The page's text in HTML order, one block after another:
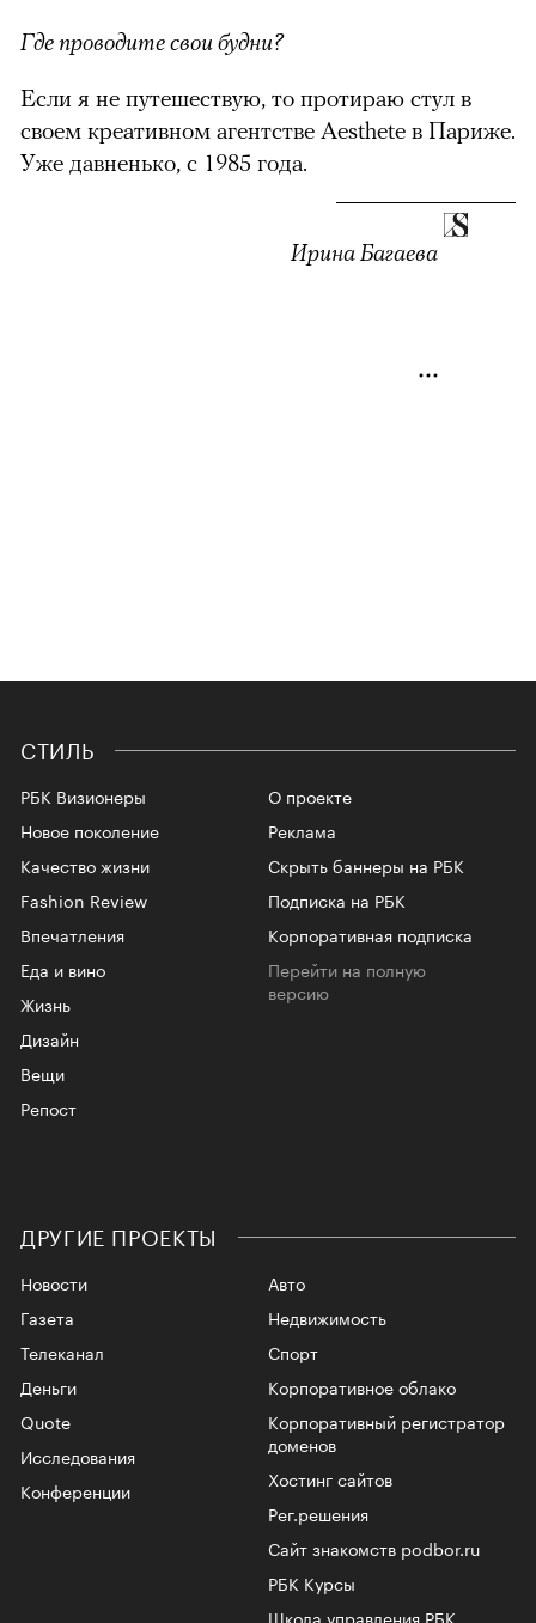
Где проводите свои будни?
Если я не путешествую, то протираю стул в
своем креативном агентстве Aesthete в Париже.
Уже давненько, с 1985 года.
Ирина Багаева
СТИЛЬ
РБК Визионеры
Новое поколение
Качество жизни
Fashion Review
Впечатления
Еда и вино
Жизнь
Дизайн
Вещи
Репост
О проекте
Реклама
Скрыть баннеры на РБК
Подписка на РБК
Корпоративная подписка
Перейти на полную
версию
ДРУГИЕ ПРОЕКТЫ
Новости
Газета
Телеканал
Авто
Недвижимость
Спорт
Корпоративное облако
Корпоративный регистратор
доменов
Хостинг сайтов
Рег.решения
Сайт знакомств podbor.ru
РБК Курсы
Школа управления РБК
Деньги
Quote
Исследования
Конференции